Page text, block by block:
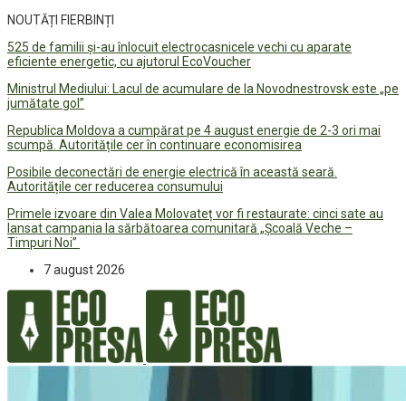
NOUTĂȚI FIERBINȚI
525 de familii și-au înlocuit electrocasnicele vechi cu aparate
eficiente energetic, cu ajutorul EcoVoucher
Ministrul Mediului: Lacul de acumulare de la Novodnestrovsk este „pe
jumătate gol”
Republica Moldova a cumpărat pe 4 august energie de 2-3 ori mai
scumpă. Autoritățile cer în continuare economisirea
Posibile deconectări de energie electrică în această seară.
Autoritățile cer reducerea consumului
Primele izvoare din Valea Molovateț vor fi restaurate: cinci sate au
lansat campania la sărbătoarea comunitară „Școală Veche –
Timpuri Noi”
7 august 2026